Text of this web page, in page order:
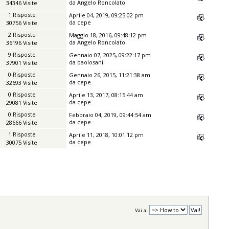
34346 Visite da Angelo Roncolato
1 Risposte
30756 Visite
Aprile 04, 2019, 09:25:02 pm
da cepe
2 Risposte
36196 Visite
Maggio 18, 2016, 09:48:12 pm
da Angelo Roncolato
9 Risposte
37901 Visite
Gennaio 07, 2025, 09:22:17 pm
da baolosani
0 Risposte
32693 Visite
Gennaio 26, 2015, 11:21:38 am
da cepe
0 Risposte
29081 Visite
Aprile 13, 2017, 08:15:44 am
da cepe
0 Risposte
28666 Visite
Febbraio 04, 2019, 09:44:54 am
da cepe
1 Risposte
30075 Visite
Aprile 11, 2018, 10:01:12 pm
da cepe
Vai a: